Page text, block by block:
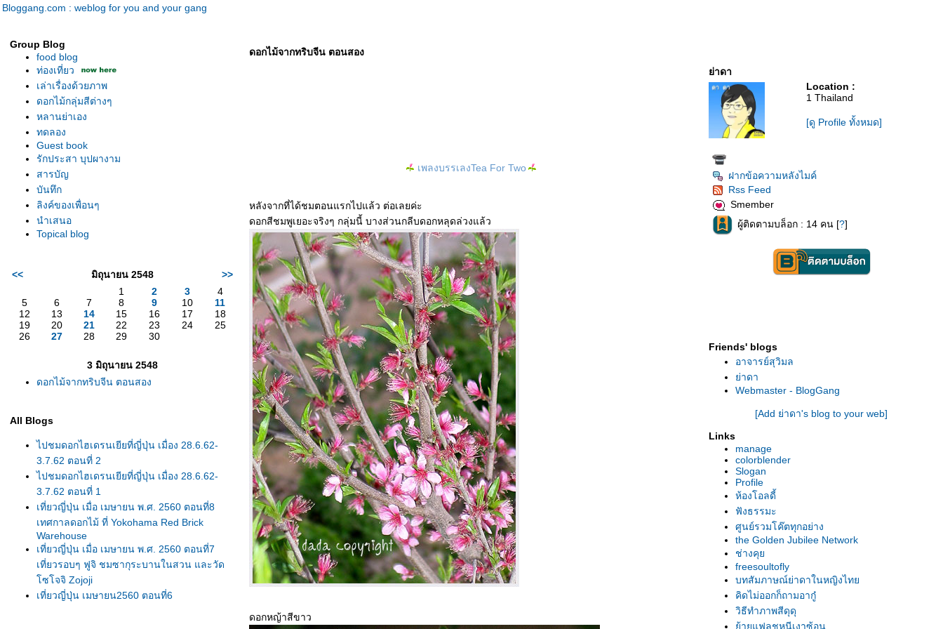
Bloggang.com : weblog for you and your gang
Group Blog
food blog
ท่องเที่ยว
เล่าเรื่องด้วยภาพ
ดอกไม้กลุ่มสีต่างๆ
หลานย่าเอง
ทดลอง
Guest book
รักประสา บุปผางาม
สารบัญ
บันทึก
ลิงค์ของเพื่อนๆ
นำเสนอ
Topical blog
<< มิถุนายน 2548
>>
1
2 3
4
5
6 7 8 9 10
11
12
13 14 15 16 17
18
19
20 21 22 23 24
25
26
27 28 29 30
3 มิถุนายน 2548
ดอกไม้จากทริบจีน ตอนสอง
All Blogs
ไปชมดอกไฮเดรนเยียที่ญี่ปุ่น เมื่อง 28.6.62-
3.7.62 ตอนที่ 2
ไปชมดอกไฮเดรนเยียที่ญี่ปุ่น เมื่อง 28.6.62-
3.7.62 ตอนที่ 1
เที่ยวญี่ปุ่น เมื่อ เมษายน พ.ศ. 2560 ตอนที่8
เทศกาลดอกไม้ ที่ Yokohama Red Brick
Warehouse
เที่ยวญี่ปุ่น เมื่อ เมษายน พ.ศ. 2560 ตอนที่7
เที่ยวรอบๆ ฟูจิ ชมซากุระบานในสวน และวัด
ซโจจิ Zojoji
เที่ยวญี่ปุ่น เมษายน2560 ตอนที่6
ดอกไม้จากทริบจีน ตอนสอง
เพลงบรรเลงTea For Two
หลังจากที่ได้ชมตอนแรกไปแล้ว ต่อเลยค่ะ
ดอกสีชมพูเยอะจริงๆ กลุ่มนี้ บางส่วนกลีบดอกหลุดล่วงแล้ว
ดอกหญ้าสีขาว
่าดา
Location :
1 Thailand
[ดู Profile ทั้งหมด]
ฝากข้อความหลังไมค์
Rss Feed
Smember
ผู้ติดตามบล็อก : 14 คน [?]
Friends' blogs
อาจารย์สุวิมล
่าดา
Webmaster - BlogGang
[Add ย่าดา's blog to your web]
Links
manage
colorblender
Slogan
Profile
ห้องโอลดี้
ฟังธรรมะ
ศูนย์รวมโค๊ตทุกอย่าง
the Golden Jubilee Network
ช่างคุ
freesoultofly
บทสัมภาษณ์ย่าดาในหญิงไท
คิดไม่ออกก็ถามอากู๋
วิธีทำภาพสีดุดุ
้ายแฟลชหนีเงาซ้อน